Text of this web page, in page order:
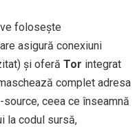
folosește
asigură conexiuni
și oferă Tor integrat
complet adresa
source, ceea ce înseamnă
la codul sursă,